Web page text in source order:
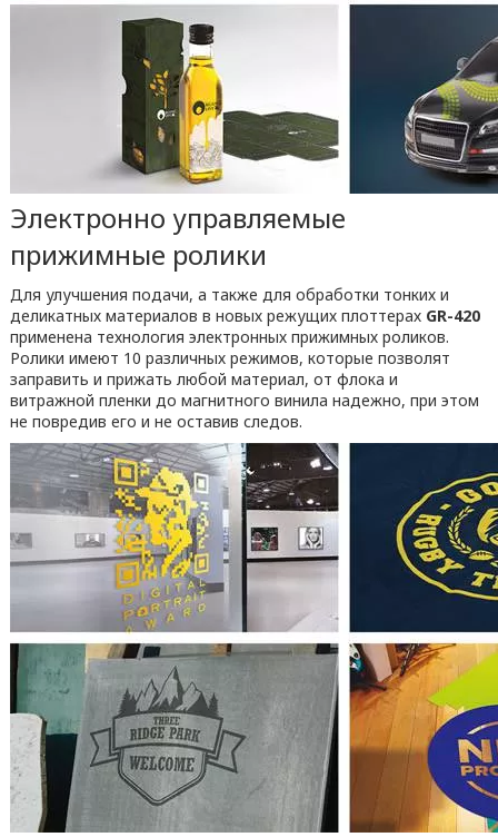
Электронно управляемые
прижимные ролики
Для улучшения подачи, а также для обработки тонких и
деликатных материалов в новых режущих плоттерах GR-420
применена технология электронных прижимных роликов.
Ролики имеют 10 различных режимов, которые позволят
заправить и прижать любой материал, от флока и
витражной пленки до магнитного винила надежно, при этом
не повредив его и не оставив следов.